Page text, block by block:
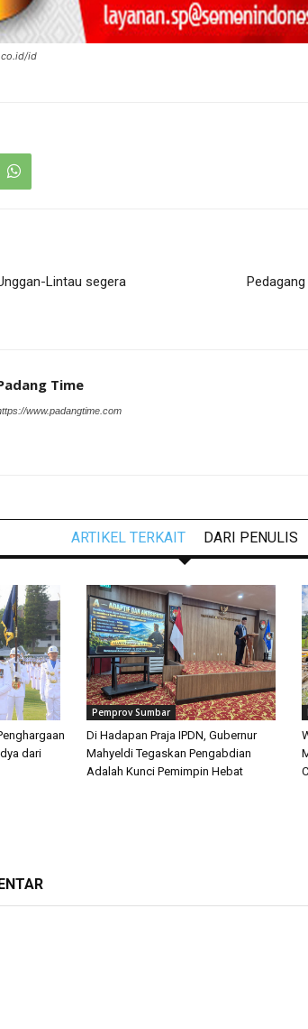
id
Lintau segera
Time
www.padangtime.com
ARTIKEL TERKAIT DARI PENULIS
dari
Pemprov Sumbar
Di Hadapan Praja IPDN, Gubernur
Mahyeldi Tegaskan Pengabdian
Adalah Kunci Pemimpin Hebat